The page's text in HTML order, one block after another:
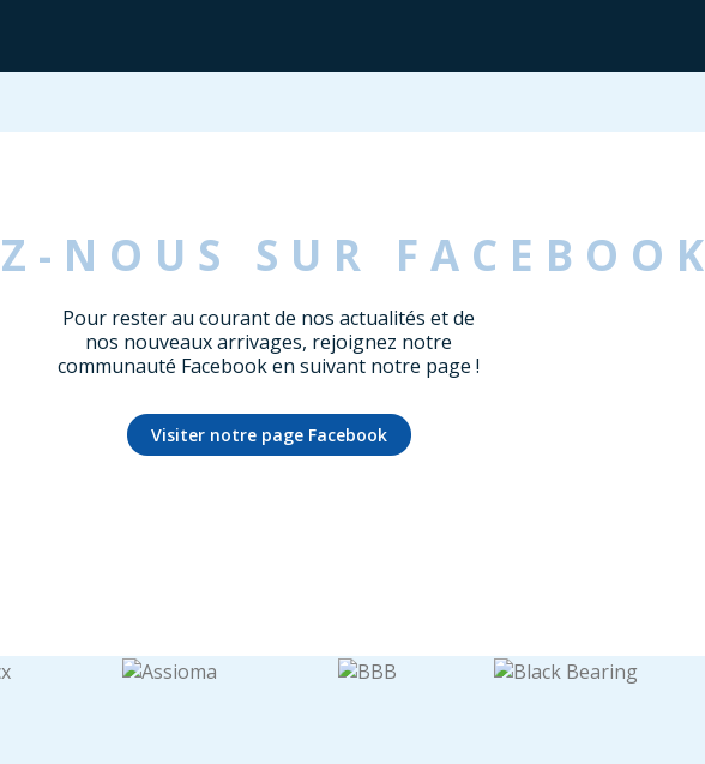
NOUS SUR FACEBOOK
Pour rester au courant de nos actualités et de
nos nouveaux arrivages, rejoignez notre
communauté Facebook en suivant notre page !
Visiter notre page Facebook